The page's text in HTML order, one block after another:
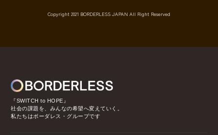
Copyright 2021 BORDERLESS JAPAN All Right Reserved
『SWITCH to HOPE』
社会の課題を、みんなの希望へ変えていく。
私たちはボーダレス・グループです